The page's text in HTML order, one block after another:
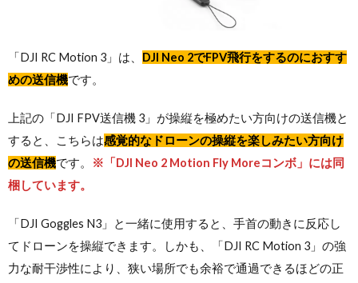
「DJI RC Motion 3」は、 DJI Neo 2でFPV飛行をするのにおすす
めの送信機です。
上記の「DJI FPV送信機 3」が操縦を極めたい方向けの送信機と
すると、こちらは感覚的なドローンの操縦を楽しみたい方向け
の送信機です。
※「DJI Neo 2 Motion Fly Moreコンボ」には同
梱しています。
「DJI Goggles N3」と一緒に使用すると、手首の動きに反応し
てドローンを操縦できます。しかも、「DJI RC Motion 3」の‌強
力な耐干渉性により、狭い場所でも余裕で通過できるほどの正